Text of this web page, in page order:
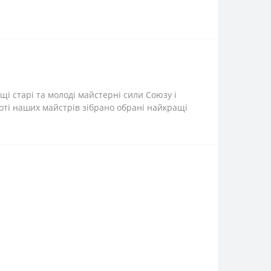
старі та молоді майстерні сили Союзу і
наших майстрів зібрано обрані найкращі